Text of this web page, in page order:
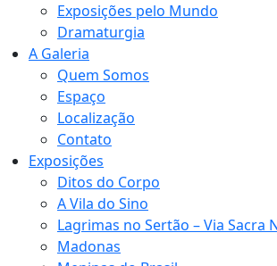
Exposições pelo Mundo
Dramaturgia
A Galeria
Quem Somos
Espaço
Localização
Contato
Exposições
Ditos do Corpo
A Vila do Sino
Lagrimas no Sertão – Via Sacra
Madonas